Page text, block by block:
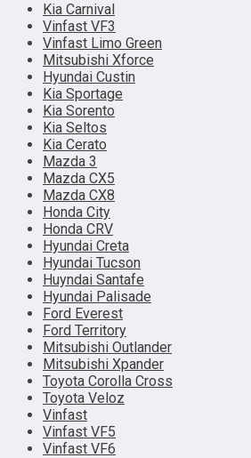
Kia Carnival
Vinfast VF3
Vinfast Limo Green
Mitsubishi Xforce
Hyundai Custin
Kia Sportage
Kia Sorento
Kia Seltos
Kia Cerato
Mazda 3
Mazda CX5
Mazda CX8
Honda City
Honda CRV
Hyundai Creta
Hyundai Tucson
Huyndai Santafe
Hyundai Palisade
Ford Everest
Ford Territory
Mitsubishi Outlander
Mitsubishi Xpander
Toyota Corolla Cross
Toyota Veloz
Vinfast
Vinfast VF5
Vinfast VF6